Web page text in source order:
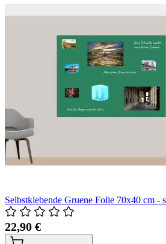
Selbstklebende Gruene Folie 70x40 cm -
22,90 €